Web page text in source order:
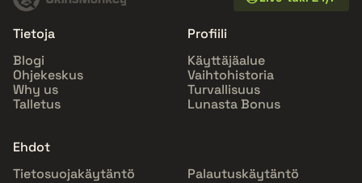
Tietoja
Blogi
Ohjekeskus
Why us
Talletus
Profiili
Käyttäjäalue
Vaihtohistoria
Turvallisuus
Lunasta Bonus
Ehdot
Tietosuojakäytäntö
Palautuskäytäntö